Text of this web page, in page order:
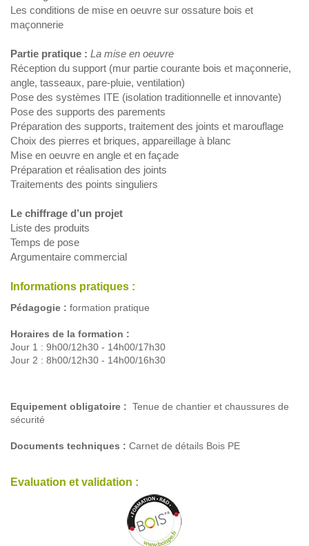
Les conditions de mise en oeuvre sur ossature bois et
maçonnerie
Partie pratique : La mise en oeuvre
Réception du support (mur partie courante bois et maçonnerie,
angle, tasseaux, pare-pluie, ventilation)
Pose des systèmes ITE (isolation traditionnelle et innovante)
Pose des supports des parements
Préparation des supports, traitement des joints et marouflage
Choix des pierres et briques, appareillage à blanc
Mise en oeuvre en angle et en façade
Préparation et réalisation des joints
Traitements des points singuliers
Le chiffrage d’un projet
Liste des produits
Temps de pose
Argumentaire commercial
Informations pratiques :
Pédagogie : formation pratique
Horaires de la formation :
Jour 1 : 9h00/12h30 - 14h00/17h30
Jour 2 : 8h00/12h30 - 14h00/16h30
Equipement obligatoire : Tenue de chantier et chaussures de
sécurité
Documents techniques : Carnet de détails Bois PE
Evaluation et validation :